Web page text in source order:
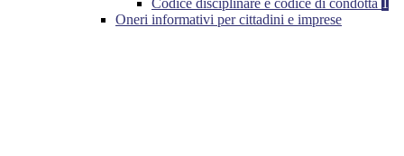
Codice disciplinare e codice di condotta 1
Oneri informativi per cittadini e imprese